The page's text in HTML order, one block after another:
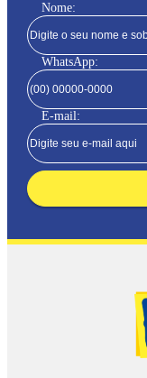
Nome:
WhatsApp:
E-mail: